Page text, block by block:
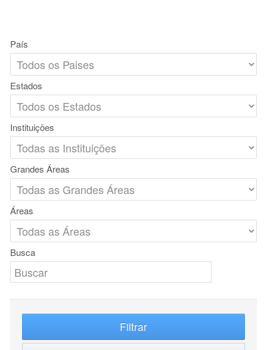
País
Estados
Instituições
Grandes Áreas
Áreas
Busca
Filtrar